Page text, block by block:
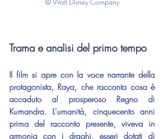
Trama e analisi del primo tempo
Il film si apre con la voce narrante della
protagonista, Raya, che racconta cosa è
accaduto al prosperoso Regno di
Kumandra. L'umanità, cinquecento anni
prima del racconto presente, viveva in
armonia con i draghi, esseri dotati di